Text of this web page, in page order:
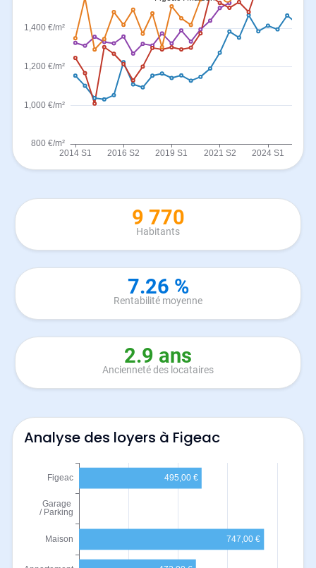
9 770
Habitants
7.26 %
Rentabilité moyenne
2.9 ans
Ancienneté des locataires
Analyse des loyers à Figeac